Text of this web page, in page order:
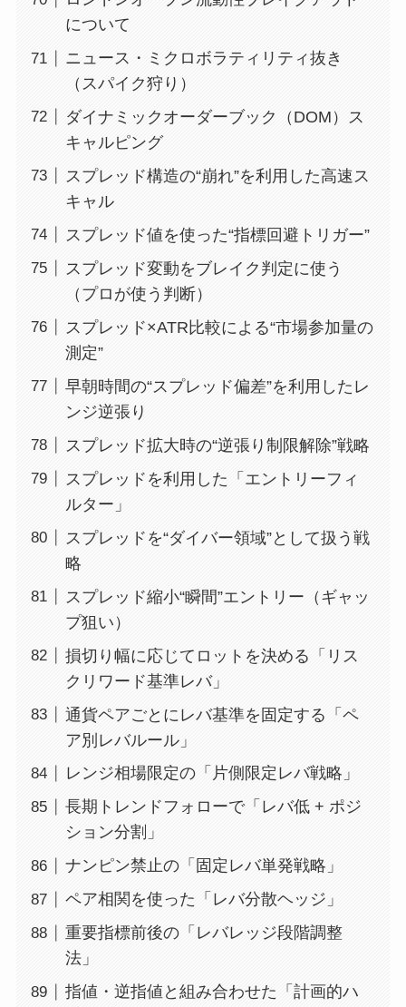
について
ニュース・ミクロボラティリティ抜き
（スパイク狩り）
ダイナミックオーダーブック（DOM）ス
キャルピング
スプレッド構造の“崩れ”を利用した高速ス
キャル
スプレッド値を使った“指標回避トリガー”
スプレッド変動をブレイク判定に使う
（プロが使う判断）
スプレッド×ATR比較による“市場参加量の
測定”
早朝時間の“スプレッド偏差”を利用したレ
ンジ逆張り
スプレッド拡大時の“逆張り制限解除”戦略
スプレッドを利用した「エントリーフィ
ルター」
スプレッドを“ダイバー領域”として扱う戦
略
スプレッド縮小“瞬間”エントリー（ギャッ
プ狙い）
損切り幅に応じてロットを決める「リス
クリワード基準レバ」
通貨ペアごとにレバ基準を固定する「ペ
ア別レバルール」
レンジ相場限定の「片側限定レバ戦略」
長期トレンドフォローで「レバ低 + ポジ
ション分割」
ナンピン禁止の「固定レバ単発戦略」
ペア相関を使った「レバ分散ヘッジ」
重要指標前後の「レバレッジ段階調整
法」
指値・逆指値と組み合わせた「計画的ハ